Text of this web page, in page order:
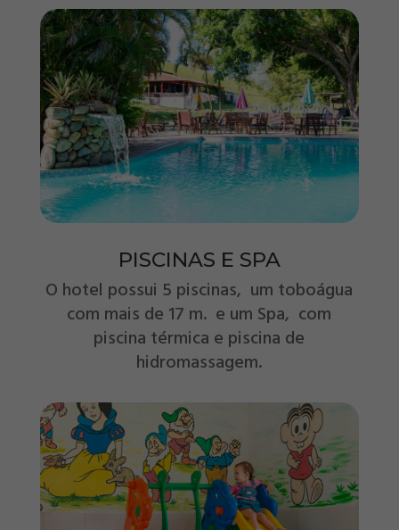
PISCINAS E SPA
O hotel possui 5 piscinas, um toboágua
com mais de 17 m. e um Spa, com
piscina térmica e piscina de
hidromassagem.